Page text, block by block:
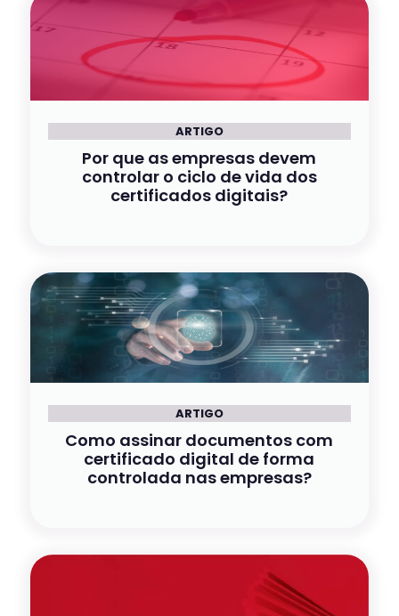
ARTIGO
Por que as empresas devem
controlar o ciclo de vida dos
certificados digitais?
ARTIGO
Como assinar documentos com
certificado digital de forma
controlada nas empresas?